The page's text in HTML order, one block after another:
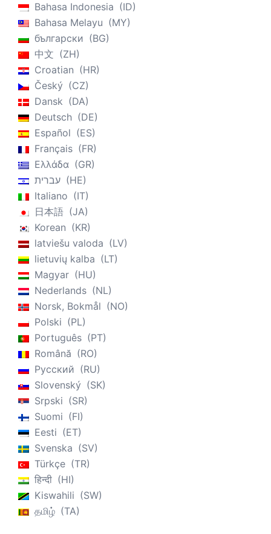
Bahasa Indonesia
ID
Bahasa Melayu
MY
български
BG
中文
ZH
Croatian
HR
Český
CZ
Dansk
DA
Deutsch
DE
Español
ES
Français
FR
Ελλάδα
GR
עברית
HE
Italiano
IT
日本語
JA
Korean
KR
latviešu valoda
LV
lietuvių kalba
LT
Magyar
HU
Nederlands
NL
Norsk, Bokmål
NO
Polski
PL
Português
PT
Română
RO
Русский
RU
Slovenský
SK
Srpski
SR
Suomi
FI
Eesti
ET
Svenska
SV
Türkçe
TR
हिन्दी
HI
Kiswahili
SW
தமிழ்
TA